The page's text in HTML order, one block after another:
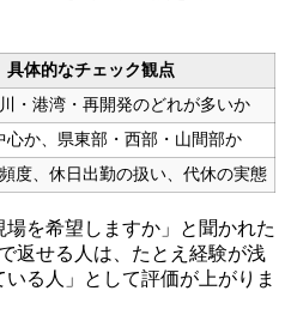
具体的なチェック観点
・港湾・再開発のどれが多いか
心か、県東部・西部・山間部か
度、休日出勤の扱い、代休の実態
を希望しますか」と聞かれた
返せる人は、たとえ経験が浅
る人」として評価が上がりま